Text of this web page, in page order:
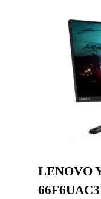
LENOVO